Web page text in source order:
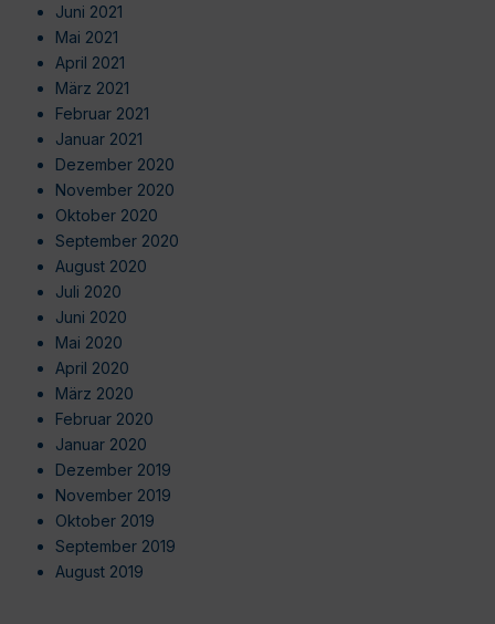
Juni 2021
Mai 2021
April 2021
März 2021
Februar 2021
Januar 2021
Dezember 2020
November 2020
Oktober 2020
September 2020
August 2020
Juli 2020
Juni 2020
Mai 2020
April 2020
März 2020
Februar 2020
Januar 2020
Dezember 2019
November 2019
Oktober 2019
September 2019
August 2019